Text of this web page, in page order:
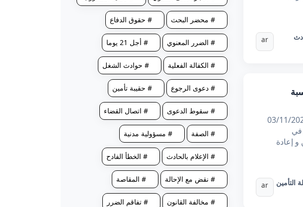
ar
نسبة
وزارة العدل محكـمـة التعقيـب القــضــية عـ دد 88547 تاريخ القرار 03/11/2025
في
و إعادة
التأمين
ar
# محضر البحث # حقوق الدفاع
# الضرر المعنوي # أجل 21 يوما
# الكفالة الفعلية # حوادث الشغل
# دعوى الرجوع # حقيبة تأمين
# سقوط الدعوى # اتصال القضاء
# الصفة # مسؤولية مدنية
# الإعلام بالحادث # الخطأ الفادح
# نقض مع الإحالة # المقاصة
# مخالفة القانون # تفاقم الضرر